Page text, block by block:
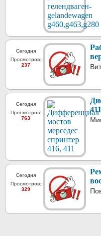
Сегодня
Просмотров:
237
Сегодня
Просмотров:
763
411
Сегодня
Просмотров:
329